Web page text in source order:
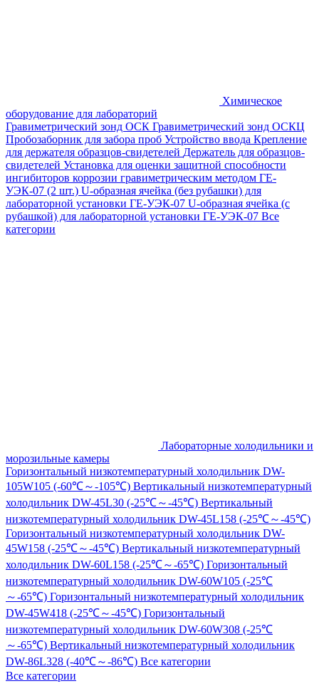
Химическое
оборудование для лабораторий
Гравиметрический зонд ОСК Гравиметрический зонд ОСКЦ
Пробозаборник для забора проб Устройство ввода Крепление
для держателя образцов-свидетелей Держатель для образцов-
свидетелей Установка для оценки защитной способности
ингибиторов коррозии гравиметрическим методом ГЕ-
УЭК-07 (2 шт.) U-образная ячейка (без рубашки) для
лабораторной установки ГЕ-УЭК-07 U-образная ячейка (с
рубашкой) для лабораторной установки ГЕ-УЭК-07 Все
категории
Лабораторные холодильники и
морозильные камеры
Горизонтальный низкотемпературный холодильник DW-
105W105 (-60℃～-105℃) Вертикальный низкотемпературный
холодильник DW-45L30 (-25℃～-45℃) Вертикальный
низкотемпературный холодильник DW-45L158 (-25℃～-45℃)
Горизонтальный низкотемпературный холодильник DW-
45W158 (-25℃～-45℃) Вертикальный низкотемпературный
холодильник DW-60L158 (-25℃～-65℃) Горизонтальный
низкотемпературный холодильник DW-60W105 (-25℃
～-65℃) Горизонтальный низкотемпературный холодильник
DW-45W418 (-25℃～-45℃) Горизонтальный
низкотемпературный холодильник DW-60W308 (-25℃
～-65℃) Вертикальный низкотемпературный холодильник
DW-86L328 (-40℃～-86℃) Все категории
Все категории